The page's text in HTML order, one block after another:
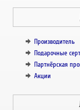
Производитель
Подарочные
Партнёрская
Акции